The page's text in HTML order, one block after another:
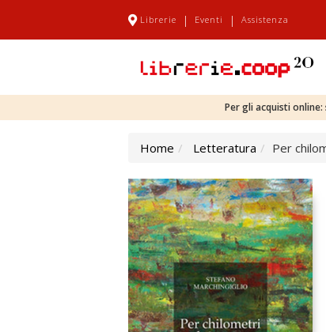
Librerie | Eventi | Assistenza
Per gli acquisti
Home Letteratura Per